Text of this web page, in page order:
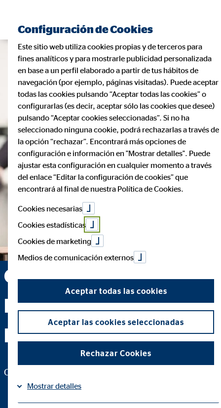
OVB Palma de
Mallorca 1 — Palma de
Mallorca
C. Ca'n Tamorer, 1 2º para OVB Allfinanz España S.A.
Configuración de Cookies
Este sitio web utiliza cookies propias y de terceros para
fines analíticos y para mostrarle publicidad personalizada
en base a un perfil elaborado a partir de tus hábitos de
navegación (por ejemplo, páginas visitadas). Puede aceptar
todas las cookies pulsando “Aceptar todas las cookies” o
configurarlas (es decir, aceptar sólo las cookies que desee)
pulsando “Aceptar cookies seleccionadas”. Si no ha
seleccionado ninguna cookie, podrá rechazarlas a través de
la opción “rechazar”. Encontrará más opciones de
configuración e información en "Mostrar detalles". Puede
ajustar esta configuración en cualquier momento a través
del enlace “Editar la configuración de cookies” que
encontrará al final de nuestra Política de Cookies.
Cookies necesarias
Cookies estadísticas
Cookies de marketing
Medios de comunicación externos
Aceptar todas las cookies
Aceptar las cookies seleccionadas
Rechazar Cookies
Mostrar detalles